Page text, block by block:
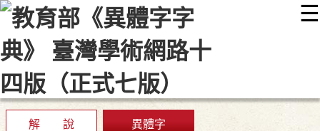
☰
::: 最新消息 常見問題 編輯說明
顯示模式
網站導覽
解 說 異體字